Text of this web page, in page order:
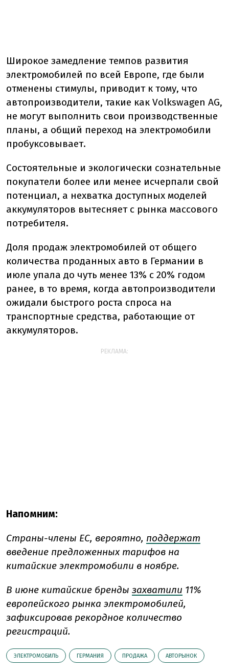
Широкое замедление темпов развития
электромобилей по всей Европе, где были
отменены стимулы, приводит к тому, что
автопроизводители, такие как Volkswagen AG,
не могут выполнить свои производственные
планы, а общий переход на электромобили
пробуксовывает.
Состоятельные и экологически сознательные
покупатели более или менее исчерпали свой
потенциал, а нехватка доступных моделей
аккумуляторов вытесняет с рынка массового
потребителя.
Доля продаж электромобилей от общего
количества проданных авто в Германии в
июле упала до чуть менее 13% с 20% годом
ранее, в то время, когда автопроизводители
ожидали быстрого роста спроса на
транспортные средства, работающие от
аккумуляторов.
РЕКЛАМА:
Напомним:
Страны-члены ЕС, вероятно, поддержат
введение предложенных тарифов на
китайские электромобили в ноябре.
В июне китайские бренды захватили 11%
европейского рынка электромобилей,
зафиксировав рекордное количество
регистраций.
ЭЛЕКТРОМОБИЛЬ ГЕРМАНИЯ ПРОДАЖА АВТОРЫНОК